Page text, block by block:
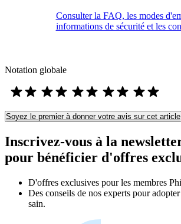
Consulter la FAQ, les modes
informations de sécurité et les
Notation globale
Soyez le premier à donner votre avis sur cet article
Inscrivez-vous à la
pour bénéficier d'offres
D'offres exclusives pour les membres
Des conseils de nos experts pour
sain.